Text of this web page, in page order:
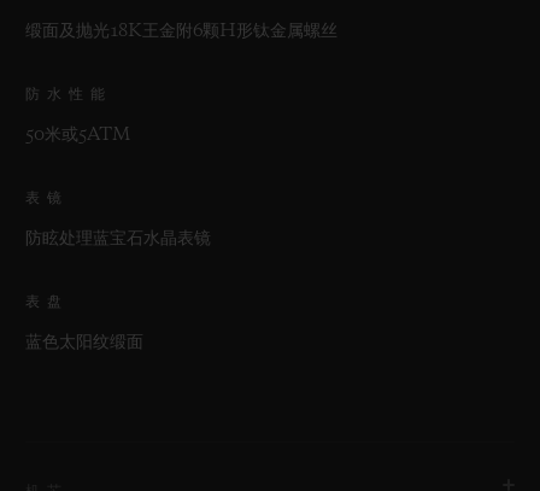
缎面及抛光18K王金附6颗H形钛金属螺丝
防水性能
50米或5ATM
表镜
防眩处理蓝宝石水晶表镜
表盘
蓝色太阳纹缎面